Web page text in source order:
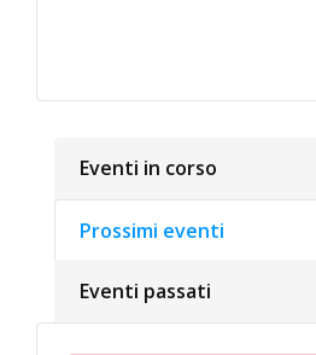
Eventi in corso
Prossimi eventi
Eventi passati